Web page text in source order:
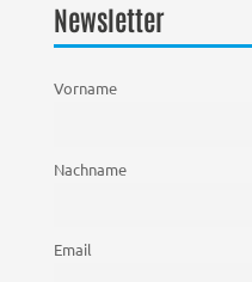
Newsletter
Vorname
Nachname
Email